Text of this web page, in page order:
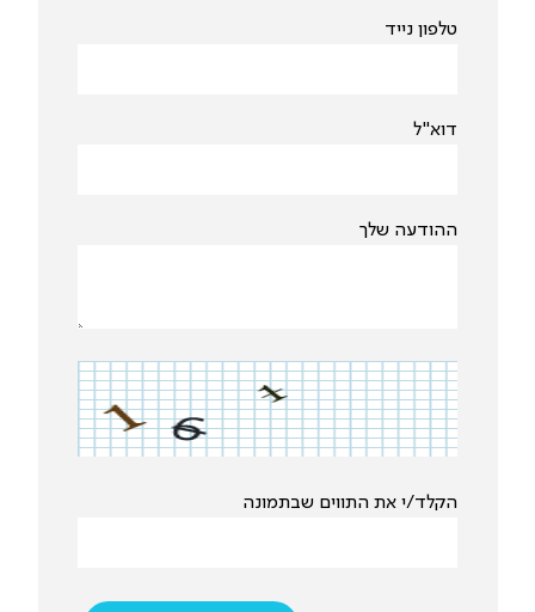
טלפון נייד
דוא"ל
ההודעה שלך
הקלד/י את התווים שבתמונה